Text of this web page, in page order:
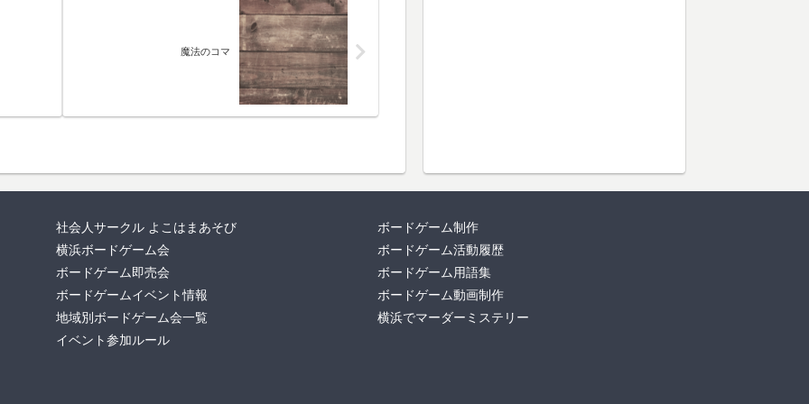
魔法のコマ
社会人サークル よこはまあそび
横浜ボードゲーム会
ボードゲーム即売会
ボードゲームイベント情報
地域別ボードゲーム会一覧
イベント参加ルール
ボードゲーム制作
ボードゲーム活動履歴
ボードゲーム用語集
ボードゲーム動画制作
横浜でマーダーミステリー